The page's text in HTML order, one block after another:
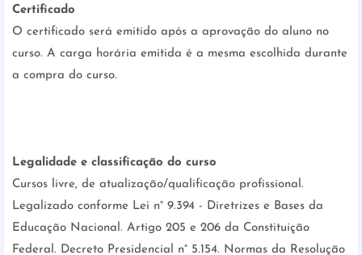
Certificado
O certificado será emitido após a aprovação do aluno no
curso. A carga horária emitida é a mesma escolhida durante
a compra do curso.
Legalidade e classificação do curso
Cursos livre, de atualização/qualificação profissional.
Legalizado conforme Lei n° 9.394 - Diretrizes e Bases da
Educação Nacional. Artigo 205 e 206 da Constituição
Federal. Decreto Presidencial n° 5.154. Normas da Resolução